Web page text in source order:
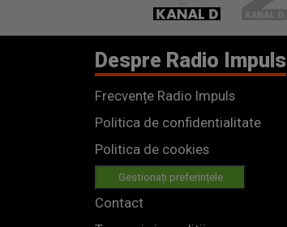
Despre Radio Impuls
Frecvențe Radio Impuls
Politica de confidentialitate
Politica de cookies
Gestionați preferințele
Contact